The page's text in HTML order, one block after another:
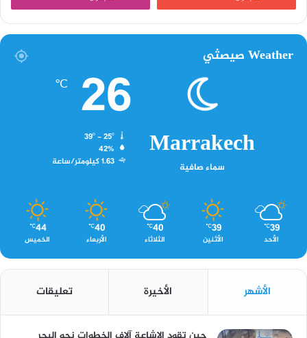
Weather صيصثي
Marrakech
سماء صافية
26
℃
42%
1.63 كيلومتر/ساعة
39
℃
الأحد
39
℃
الأثنين
40
℃
الثلاثاء
40
℃
الأربعاء
44
℃
الخميس
الأشهر الأخيرة تعليقات